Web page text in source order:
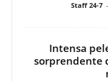
Staff 24-7 -
Intensa
sorprendente